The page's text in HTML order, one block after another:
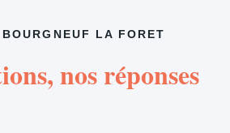
LA FORET
nos réponses